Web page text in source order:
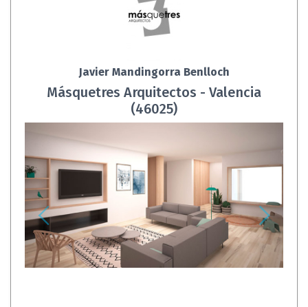
Javier Mandingorra Benlloch
Másquetres Arquitectos - Valencia
(46025)